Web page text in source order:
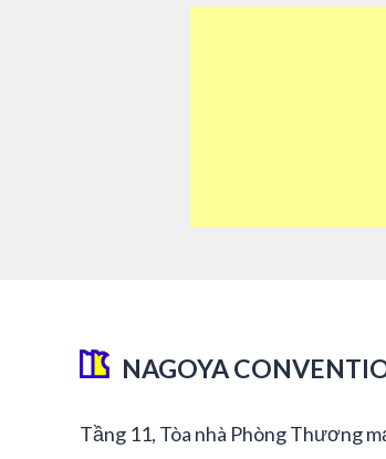
NAGOYA
Tầng 11, Tòa nhà Phòng Thương